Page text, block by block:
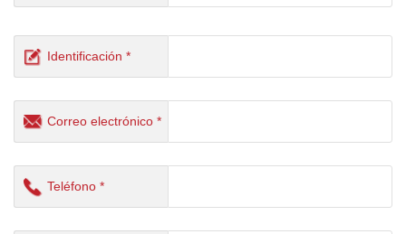
Identificación *
Correo electrónico *
Teléfono *